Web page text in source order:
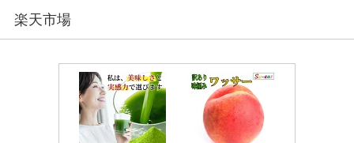
楽天市場